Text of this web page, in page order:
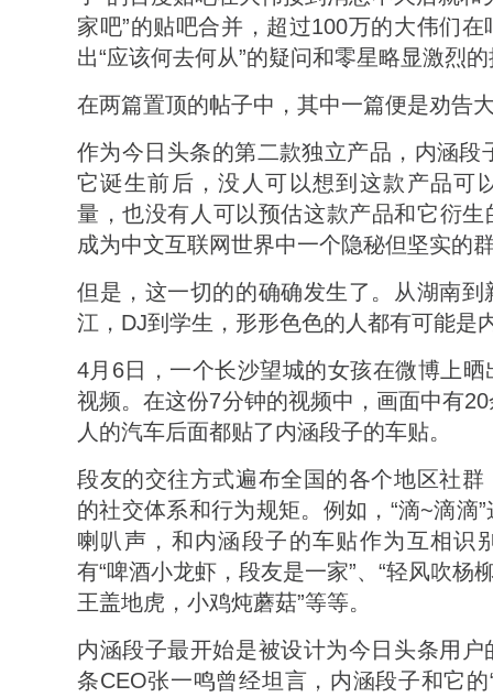
家吧”的贴吧合并，超过100万的大伟们
出“应该何去何从”的疑问和零星略显激烈
在两篇置顶的帖子中，其中一篇便是劝告
作为今日头条的第二款独立产品，内涵段
它诞生前后，没人可以想到这款产品可
量，也没有人可以预估这款产品和它衍
成为中文互联网世界中一个隐秘但坚实的
但是，这一切的的确确发生了。从湖南
江，DJ到学生，形形色色的人都有可能是
4月6日，一个长沙望城的女孩在微博上
视频。在这份7分钟的视频中，画面中有
人的汽车后面都贴了内涵段子的车贴。
段友的交往方式遍布全国的各个地区社
的社交体系和行为规矩。例如，“滴~滴滴
喇叭声，和内涵段子的车贴作为互相识
有“啤酒小龙虾，段友是一家”、“轻风吹杨
王盖地虎，小鸡炖蘑菇”等等。
内涵段子最开始是被设计为今日头条用
条CEO张一鸣曾经坦言，内涵段子和它的